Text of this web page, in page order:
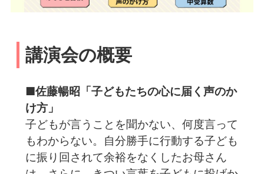
講演会の概要
■佐藤暢昭「子どもたちの心に届く声のか
け方」
子どもが言うことを聞かない、何度言って
もわからない。自分勝手に行動する子ども
に振り回されて余裕をなくしたお母さん